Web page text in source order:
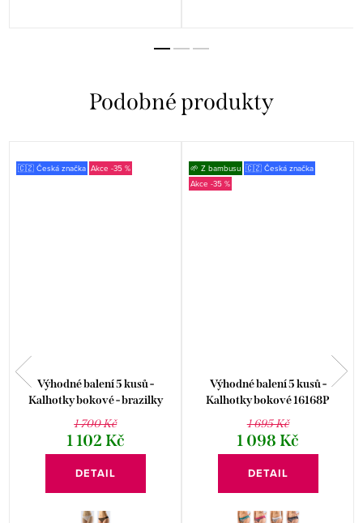
🇨🇿 Česká značka -35 %
Výhodné balení 5 kusů -
Kalhotky bokové - brazilky
16102P
1 700 Kč
1 102 Kč
DETAIL
🌱 Z bambusu 🇨🇿 Česká značka
-35 %
Výhodné balení 5 kusů -
Kalhotky bokové 16168P
1 695 Kč
1 098 Kč
DETAIL